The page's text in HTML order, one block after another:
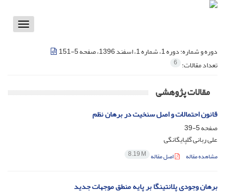
Toggle
دوره و شماره:دوره 1، شماره 1، اسفند 1396، صفحه 5-151
تعداد مقالات: 6
مقالات پژوهشی
قانون احتمالات و اصل سنخیت در برهان نظم
صفحه5-39
علی ربانی گلپایگانگی
مشاهده مقاله اصل مقاله 8.19 M
برهان وجودی پلانتینگا بر پایه منطق موجهات جدید